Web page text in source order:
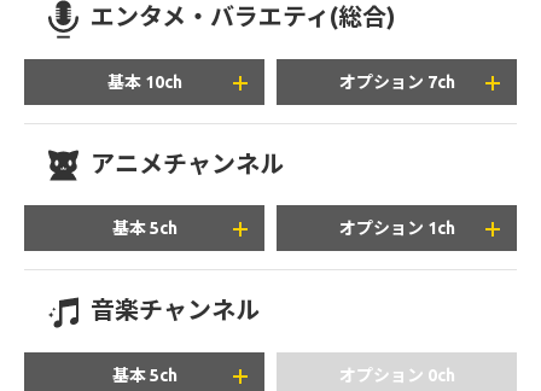
+1,650円/月(税込)
+1,980
エンタメ・バラエティ(総合)
基本 10ch オプション 7ch
+2,530円/月(税込)
+2,750円/月(税込)
アニメチャンネル
基本 5ch オプション 1ch
+2,180円/月(税込)
音楽チャンネル
基本 5ch オプション 0ch